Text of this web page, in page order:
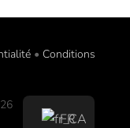
• Conditions
FR